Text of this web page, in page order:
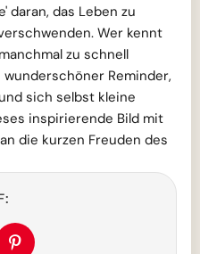
daran, das Leben zu
Wer kennt
zu schnell
Reminder,
sich selbst kleine
inspirierende Bild mit
die kurzen Freuden des